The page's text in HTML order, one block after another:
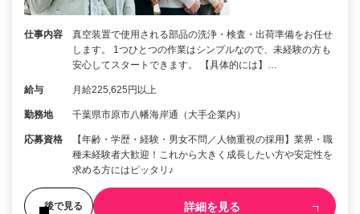
仕事内容
真空装置で使用される部品の洗浄・検査・出荷準備をお任せ
します。 1つひとつの作業はシンプルなので、未経験の方も
安心してスタートできます。 【具体的には】…
給与 月給225,625円以上
勤務地 千葉県市原市八幡海岸通（大手企業内）
応募資格
【年齢・学歴・経験・男女不問／人物重視の採用】業界・職
種未経験者大歓迎！これから大きく成長したい方や安定性を
求める方にはピッタリ♪
後で見る 詳細を見る